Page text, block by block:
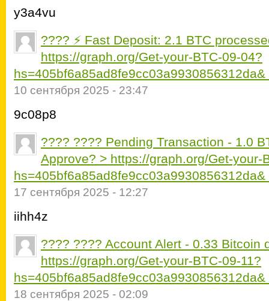
y3a4vu
???? ⚡ Fast Deposit: 2.1 BTC
https://graph.org/Get-your-BTC-09-04?
hs=405bf6a85ad8fe9cc03a9930856312da&
10 сентября 2025 - 23:47
9c08p8
???? ???? Pending Transaction - 1.0
Approve? > https://graph.org/Get-your-
hs=405bf6a85ad8fe9cc03a9930856312da&
17 сентября 2025 - 12:27
iihh4z
???? ???? Account Alert - 0.33 Bitcoin
https://graph.org/Get-your-BTC-09-11?
hs=405bf6a85ad8fe9cc03a9930856312da&
18 сентября 2025 - 02:09